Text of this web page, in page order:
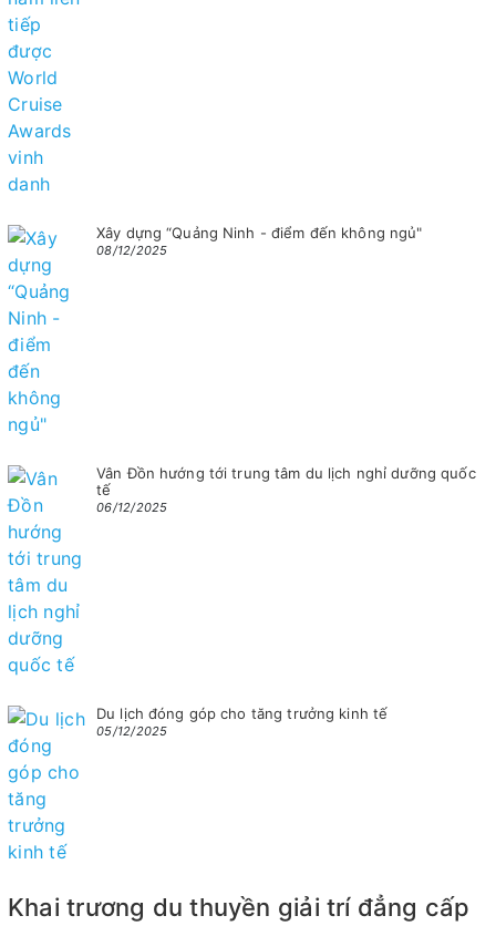
Xây dựng “Quảng Ninh - điểm đến không ngủ"
08/12/2025
Vân Đồn hướng tới trung tâm du lịch nghỉ dưỡng quốc
tế
06/12/2025
Du lịch đóng góp cho tăng trưởng kinh tế
05/12/2025
Khai trương du thuyền giải trí đẳng cấp